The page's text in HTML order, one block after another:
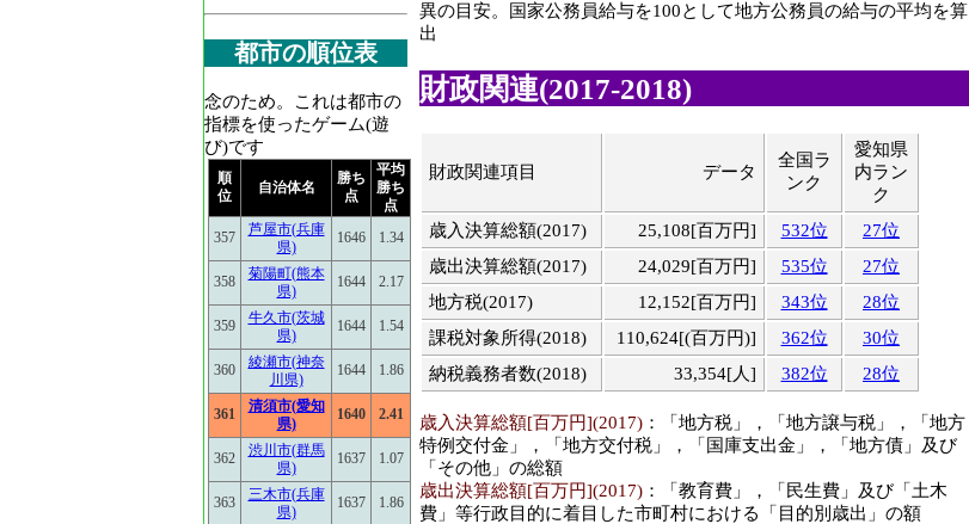
異の目安。国家公務員給与を100として地方公務員の給与の平均を算
出
財政関連(2017-2018)
財政関連項目 データ
全国ラ
ンク
愛知県
内ラン
ク
歳入決算総額(2017)
25,108[百万円] 532位
27位
歳出決算総額(2017)
24,029[百万円] 535位
27位
地方税(2017)
12,152[百万円] 343位
28位
課税対象所得(2018)
110,624[(百万円)] 362位
30位
納税義務者数(2018)
33,354[人] 382位 28位
歳入決算総額[百万円](2017) ：「地方税」，「地方譲与税」，「地方
特例交付金」，「地方交付税」，「国庫支出金」，「地方債」及び
「その他」の総額
歳出決算総額[百万円](2017) ：「教育費」，「民生費」及び「土木
費」等行政目的に着目した市町村における「目的別歳出」の額
都市の順位表
念のため。これは都市の
指標を使ったゲーム(遊
び)です
順
位
自治体名
勝ち
点
平均
勝ち
点
357
芦屋市(兵庫
県)
1646 1.34
358
菊陽町(熊本
県)
1644 2.17
359
牛久市(茨城
県)
1644 1.54
360
綾瀬市(神奈
川県)
1644 1.86
361
清須市(愛知
県)
1640 2.41
362
渋川市(群馬
県)
1637 1.07
363
三木市(兵庫
県)
1637 1.86